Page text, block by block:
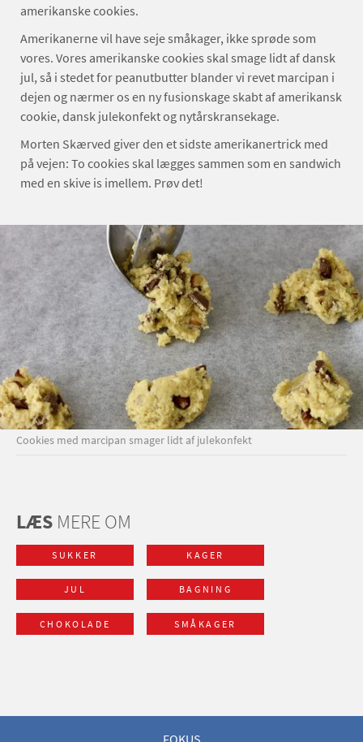
amerikanske cookies.
Amerikanerne vil have seje småkager, ikke sprøde som
vores. Vores amerikanske cookies skal smage lidt af dansk
jul, så i stedet for peanutbutter blander vi revet marcipan i
dejen og nærmer os en ny fusionskage skabt af amerikansk
cookie, dansk julekonfekt og nytårskransekage.
Morten Skærved giver den et sidste amerikanertrick med
på vejen: To cookies skal lægges sammen som en sandwich
med en skive is imellem. Prøv det!
Cookies med marcipan smager lidt af julekonfekt
LÆS MERE OM
SUKKER KAGER
JUL BAGNING
CHOKOLADE SMÅKAGER